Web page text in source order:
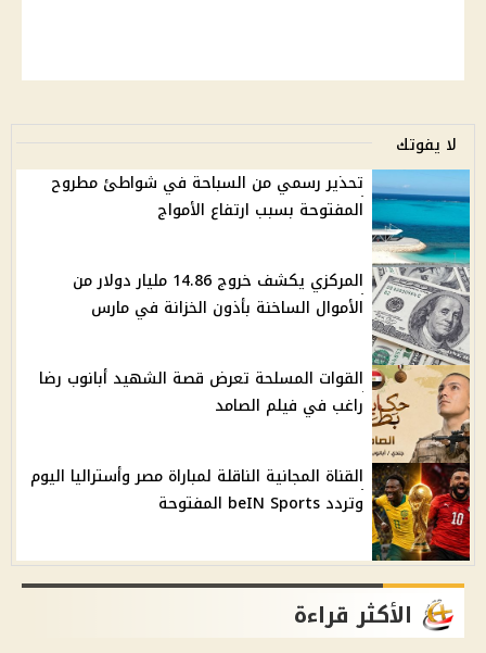
لا يفوتك
تحذير رسمي من السباحة في شواطئ مطروح
المفتوحة بسبب ارتفاع الأمواج
المركزي يكشف خروج 14.86 مليار دولار من
الأموال الساخنة بأذون الخزانة في مارس
القوات المسلحة تعرض قصة الشهيد أبانوب رضا
راغب في فيلم الصامد
القناة المجانية الناقلة لمباراة مصر وأستراليا اليوم
وتردد beIN Sports المفتوحة
الأكثر قراءة